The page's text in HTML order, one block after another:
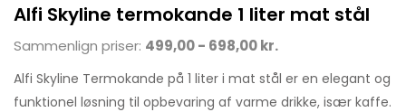
Alfi Skyline termokande 1 liter mat stål
Sammenlign priser: 499,00 - 698,00 kr.
Alfi Skyline Termokande på 1 liter i mat stål er en elegant og
funktionel løsning til opbevaring af varme drikke, især kaffe.